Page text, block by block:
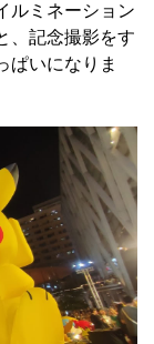
ルミネーション
、記念撮影をす
ぱいになりま